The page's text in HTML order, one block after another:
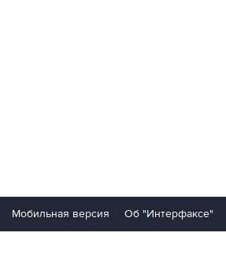
Мобильная версия Об "Интерфаксе"